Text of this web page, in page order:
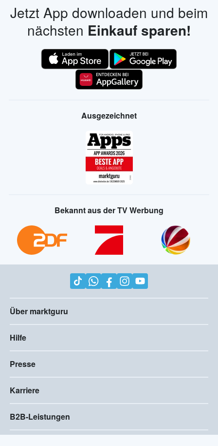
Jetzt App downloaden und beim
nächsten Einkauf sparen!
Ausgezeichnet
Bekannt aus der TV Werbung
Über marktguru
Hilfe
Presse
Karriere
B2B-Leistungen